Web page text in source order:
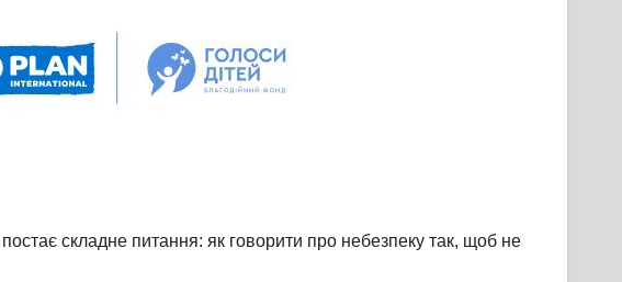
складне питання: як говорити про небезпеку так, щоб не